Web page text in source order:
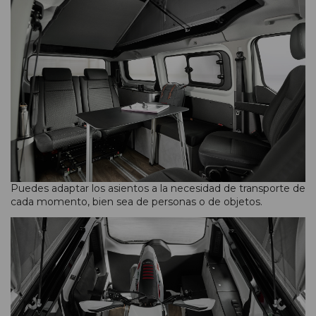
Puedes adaptar los asientos a la necesidad de transporte de
cada momento, bien sea de personas o de objetos.